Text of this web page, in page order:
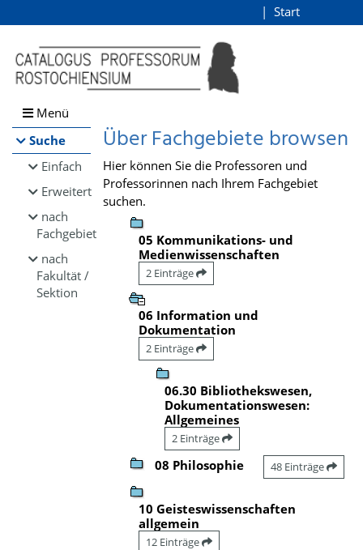
Browsen
direkt zum Inhalt
Start
Menü
Suche
Einfach
Erweitert
nach
Fachgebiet
nach
Fakultät /
Sektion
Über Fachgebiete browsen
Hier können Sie die Professoren und
Professorinnen nach Ihrem Fachgebiet
suchen.
05 Kommunikations- und
Medienwissenschaften
2 Einträge
06 Information und
Dokumentation
2 Einträge
06.30 Bibliothekswesen,
Dokumentationswesen:
Allgemeines
2 Einträge
08 Philosophie 48 Einträge
10 Geisteswissenschaften
allgemein
12 Einträge